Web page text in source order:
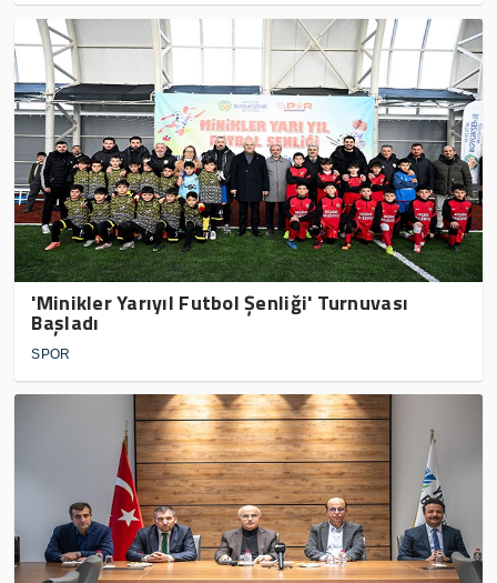
'Minikler Yarıyıl Futbol Şenliği' Turnuvası
Başladı
SPOR